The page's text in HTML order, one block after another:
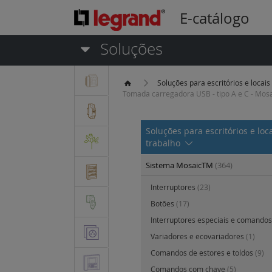
E-catálogo
Soluções
Soluções para escritórios e
Tomada carregadora USB - tipo A e C -
Soluções para escritórios e
trabalho
Sistema MosaicTM (364)
Interruptores (23)
Botões (17)
Interruptores especiais e
Variadores e ecovariadores (1)
Comandos de estores e toldos (9)
Comandos com chave (5)